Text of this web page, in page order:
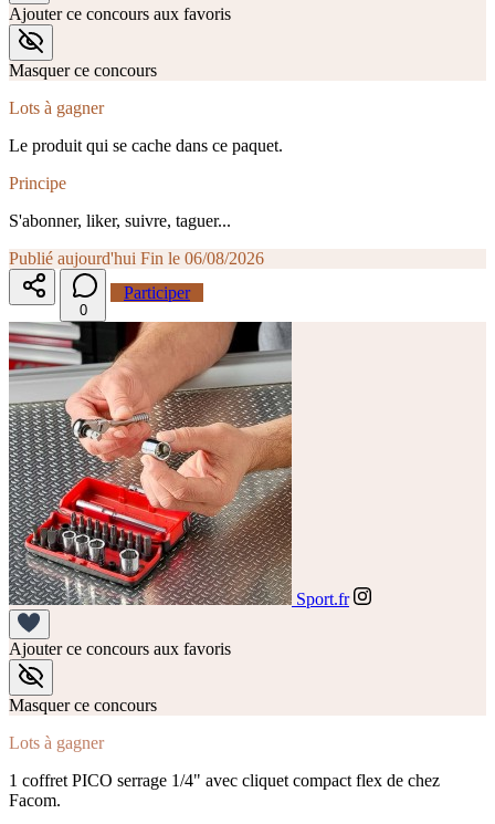
Ajouter ce concours aux favoris
Masquer ce concours
Lots à gagner
Le produit qui se cache dans ce paquet.
Principe
S'abonner, liker, suivre, taguer...
Publié aujourd'hui Fin le 06/08/2026
0
Participer
Sport.fr
Ajouter ce concours aux favoris
Masquer ce concours
Lots à gagner
1 coffret PICO serrage 1/4" avec cliquet compact flex de chez
Facom.